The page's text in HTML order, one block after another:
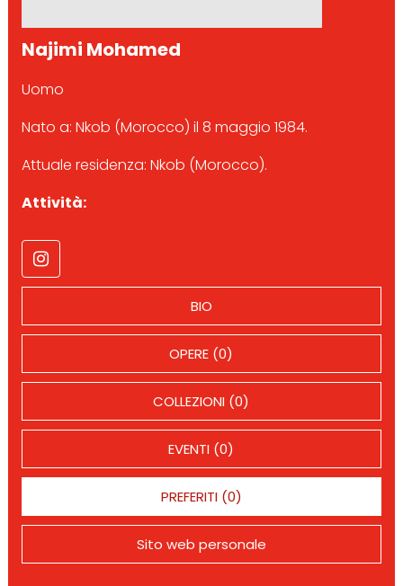
Najimi Mohamed
Uomo
Nato a: Nkob (Morocco) il 8 maggio 1984.
Attuale residenza: Nkob (Morocco).
Attività:
BIO
OPERE (0)
COLLEZIONI (0)
EVENTI (0)
PREFERITI (0)
Sito web personale